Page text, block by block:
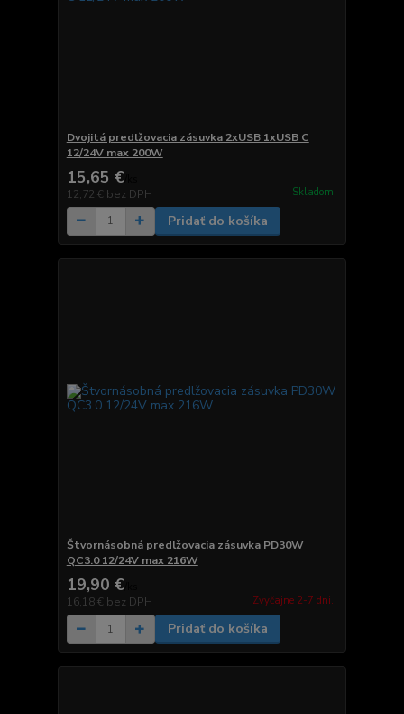
Dvojitá predlžovacia zásuvka 2xUSB 1xUSB C
12/24V max 200W
15,65 €
12,72 € bez DPH Skladom
Pridať do košíka
Štvornásobná predlžovacia zásuvka PD30W
QC3.0 12/24V max 216W
19,90 €
16,18 € bez DPH Zvyčajne 2-7 dni.
Pridať do košíka